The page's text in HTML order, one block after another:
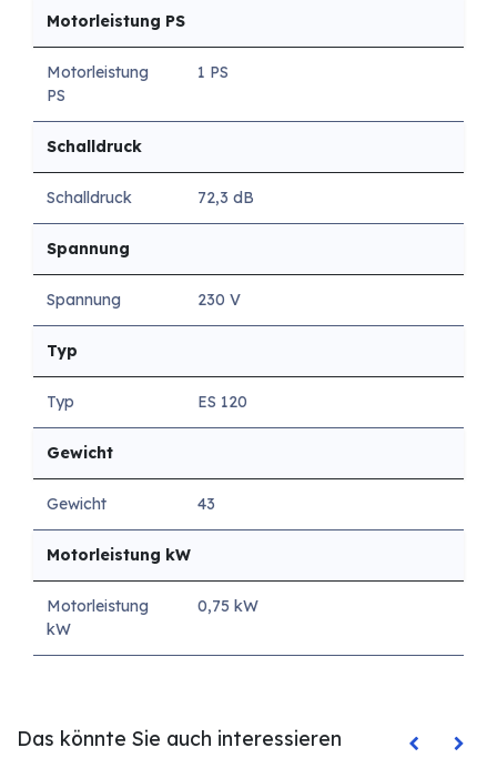
Motorleistung PS
Motorleistung
PS
1 PS
Schalldruck
Schalldruck 72,3 dB
Spannung
Spannung 230 V
Typ
Typ ES 120
Gewicht
Gewicht 43
Motorleistung kW
Motorleistung
kW
0,75 kW
Das könnte Sie auch interessieren